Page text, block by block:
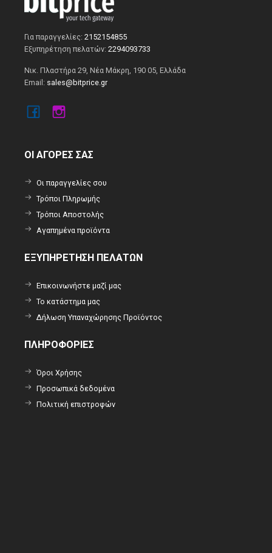
Για παραγγελίες:2152154855
Εξυπηρέτηση πελατών:2294093733
Νικ. Πλαστήρα 29, Νέα Μάκρη, 190 05, Ελλάδα
Email: sales@bitprice.gr
ΟΙ ΑΓΟΡΕΣ ΣΑΣ
Οι παραγγελίες σου
Τρόποι Πληρωμής
Τρόποι Αποστολής
Αγαπημένα προϊόντα
ΕΞΥΠΗΡΕΤΗΣΗ ΠΕΛΑΤΩΝ
Επικοινωνήστε μαζί μας
Το κατάστημα μας
Δήλωση Υπαναχώρησης Προϊόντος
ΠΛΗΡΟΦΟΡΙΕΣ
Όροι Χρήσης
Προσωπικά δεδομένα
Πολιτική επιστροφών